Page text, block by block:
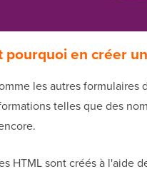
en créer
les autres formulaires
telles que des
HTML sont créés à l'aide